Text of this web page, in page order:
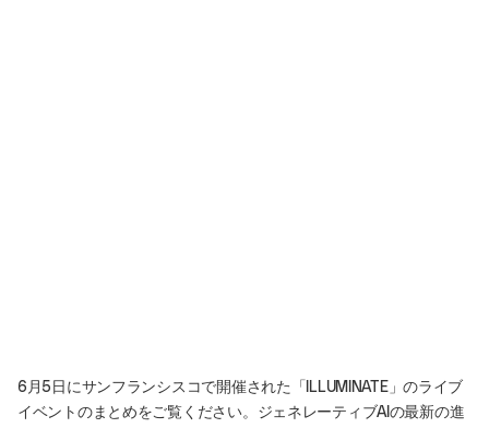
6月5日にサンフランシスコで開催された「ILLUMINATE」のライブ
イベントのまとめをご覧ください。ジェネレーティブAIの最新の進